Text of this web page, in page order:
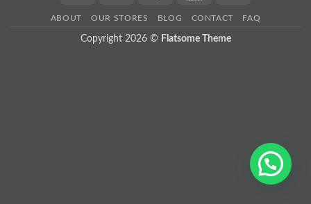
Delivery
ABOUT OUR STORES BLOG CONTACT FAQ
Copyright 2026 © Flatsome Theme